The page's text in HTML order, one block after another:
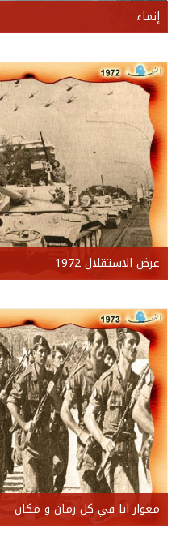
إنماء
عرض الاستقلال 1972
مغوار انا في كل زمان و مكان